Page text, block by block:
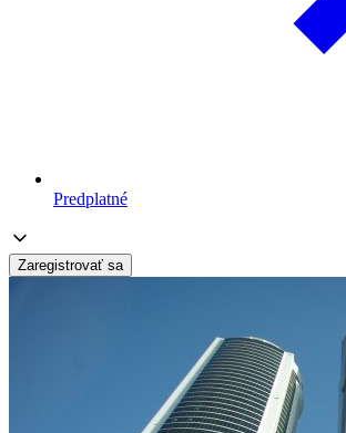
Predplatné
Zaregistrovať sa